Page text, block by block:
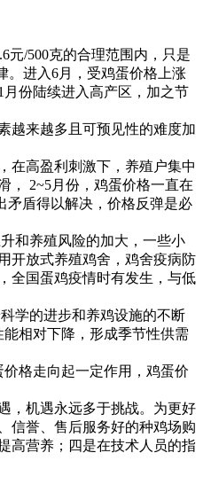
/500克的合理范围内，只是
。进入6月，受鸡蛋价格上涨
份陆续进入高产区，加之节
越来越多且可预见性的难度加
在高盈利刺激下，养殖户集中
， 2~5月份，鸡蛋价格一直在
矛盾得以解决，价格反弹是必
和养殖风险的加大，一些小
开放式养殖鸡舍，鸡舍疫病防
全国蛋鸡疫情时有发生，与低
学的进步和养鸡设施的不断
相对下降，形成季节性供需
格走向起一定作用，鸡蛋价
，机遇永远多于挑战。为更好
信誉、售后服务好的种鸡场购
高营养；四是在技术人员的指